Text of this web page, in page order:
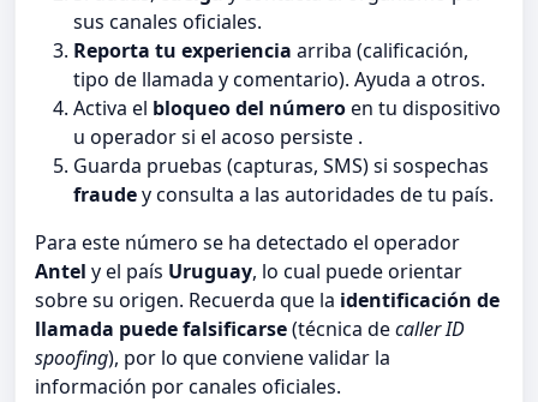
sus canales oficiales.
Reporta tu experiencia arriba (calificación,
tipo de llamada y comentario). Ayuda a otros.
Activa el bloqueo del númeroen tu dispositivo
u operador si el acoso persiste .
Guarda pruebas (capturas, SMS) si sospechas
fraudey consulta a las autoridades de tu país.
Para este número se ha detectado el operador
Antel y el país Uruguay, lo cual puede orientar
sobre su origen. Recuerda que la identificación de
llamada puede falsificarse(técnica decaller ID
spoofing), por lo que conviene validar la
información por canales oficiales.